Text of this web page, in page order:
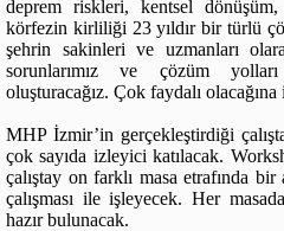
deprem riskleri, kentsel
körfezin kirliliği 23 yıldır bir türlü
şehrin sakinleri ve uzmanları
sorunlarımız ve çözüm
oluşturacağız. Çok faydalı
MHP İzmir’in gerçekleştirdiği
çok sayıda izleyici katılacak.
çalıştay on farklı masa etrafında bir
çalışması ile işleyecek. Her
hazır bulunacak.